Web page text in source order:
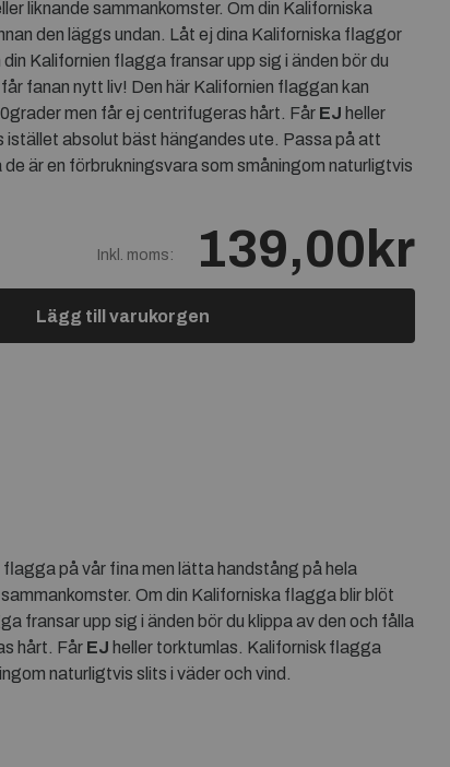
liknande sammankomster. Om din Kaliforniska
den läggs undan. Låt ej dina Kaliforniska flaggor
Kalifornien flagga fransar upp sig i änden bör du
fanan nytt liv! Den här Kalifornien flaggan kan
men får ej centrifugeras hårt. Får EJ heller
absolut bäst hängandes ute. Passa på att
är en förbrukningsvara som småningom naturligtvis
Inkl. moms: 139,00kr
Lägg till varukorgen
på vår fina men lätta handstång på hela
Om din Kaliforniska flagga blir blöt
fransar upp sig i änden bör du klippa av den och fålla
hårt. Får EJ heller torktumlas. Kalifornisk flagga
naturligtvis slits i väder och vind.